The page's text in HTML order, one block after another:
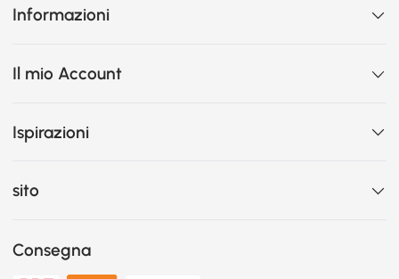
Informazioni
Il mio Account
Ispirazioni
sito
Consegna